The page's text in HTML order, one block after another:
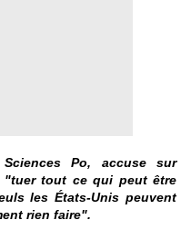
Po, accuse sur
tout ce qui peut être
les États-Unis peuvent
rien faire".